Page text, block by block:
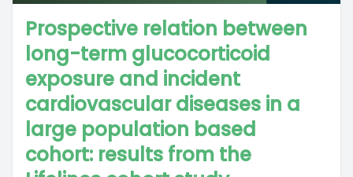
Prospective relation between
long-term glucocorticoid
exposure and incident
cardiovascular diseases in a
large population based
cohort: results from the